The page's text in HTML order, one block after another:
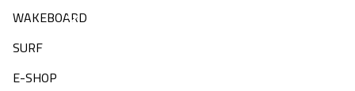
WAKEBOARD
SURF
E-SHOP